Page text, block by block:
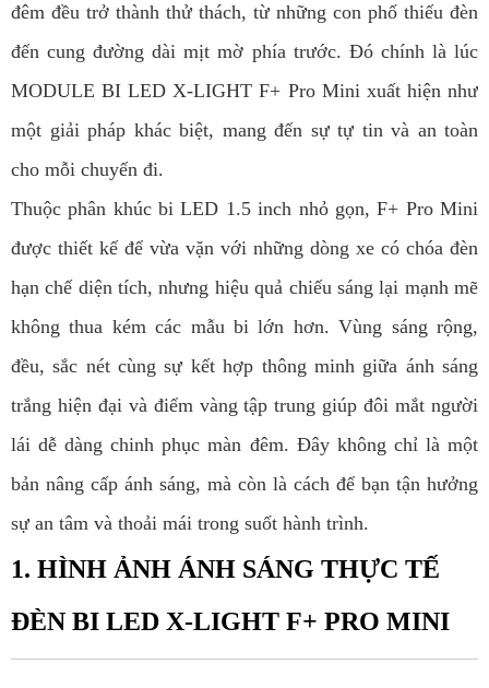
đêm đều trở thành thử thách, từ những con phố thiếu đèn
đến cung đường dài mịt mờ phía trước. Đó chính là lúc
MODULE BI LED X-LIGHT F+ Pro Mini xuất hiện như
một giải pháp khác biệt, mang đến sự tự tin và an toàn
cho mỗi chuyến đi.
Thuộc phân khúc bi LED 1.5 inch nhỏ gọn, F+ Pro Mini
được thiết kế để vừa vặn với những dòng xe có chóa đèn
hạn chế diện tích, nhưng hiệu quả chiếu sáng lại mạnh mẽ
không thua kém các mẫu bi lớn hơn. Vùng sáng rộng,
đều, sắc nét cùng sự kết hợp thông minh giữa ánh sáng
trắng hiện đại và điểm vàng tập trung giúp đôi mắt người
lái dễ dàng chinh phục màn đêm. Đây không chỉ là một
bản nâng cấp ánh sáng, mà còn là cách để bạn tận hưởng
sự an tâm và thoải mái trong suốt hành trình.
1. HÌNH ẢNH ÁNH SÁNG THỰC TẾ
ĐÈN BI LED X-LIGHT F+ PRO MINI